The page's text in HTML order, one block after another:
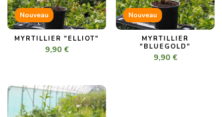
Nouveau
MYRTILLIER "ELLIOT"
9,90 €
Nouveau
MYRTILLIER
"BLUEGOLD"
9,90 €